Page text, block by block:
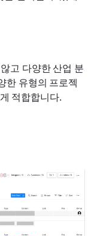
고 다양한 산업 분
한 유형의 프로젝
적합합니다.